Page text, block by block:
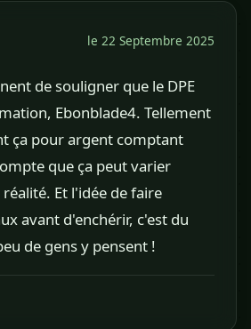
le 22 Septembre 2025
de souligner que le DPE
Ebonblade4. Tellement
ça pour argent comptant
que ça peut varier
Et l'idée de faire
avant d'enchérir, c'est du
de gens y pensent !